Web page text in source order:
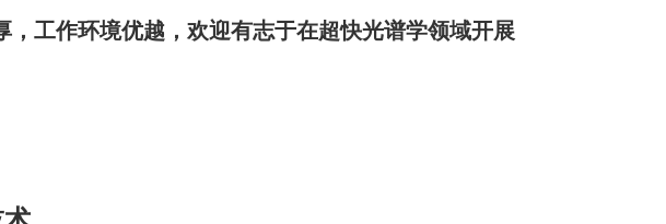
作环境优越，欢迎有志于在超快光谱学领域开展